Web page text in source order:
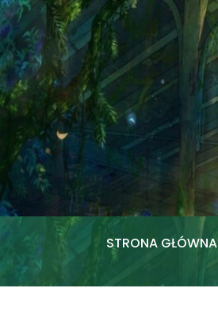
Przejdź
do
treści
STRONA GŁÓWNA